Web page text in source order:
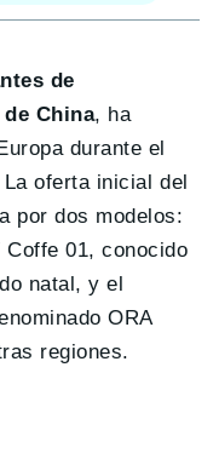
de
China, ha
durante el
oferta inicial del
por dos modelos:
01, conocido
natal, y el
ORA
regiones.